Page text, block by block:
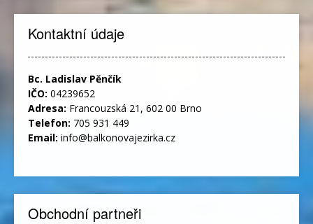
Kontaktní údaje
Bc. Ladislav Pěnčík
IČO: 04239652
Adresa: Francouzská 21, 602 00 Brno
Telefon: 705 931 449
Email: info@balkonovajezirka.cz
Obchodní partneři